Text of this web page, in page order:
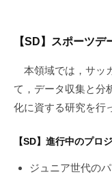
【SD】スポーツ
本領域では，サッ
て，データ収集と分
化に資する研究を行
【SD】進行中のプロ
ジュニア世代の